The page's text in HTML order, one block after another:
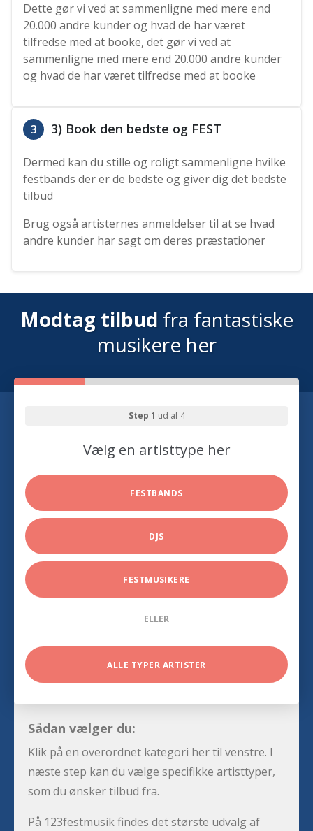
Dette gør vi ved at sammenligne med mere end
20.000 andre kunder og hvad de har været
tilfredse med at booke, det gør vi ved at
sammenligne med mere end 20.000 andre kunder
og hvad de har været tilfredse med at booke
3 3) Book den bedste og FEST
Dermed kan du stille og roligt sammenligne hvilke
festbands der er de bedste og giver dig det bedste
tilbud
Brug også artisternes anmeldelser til at se hvad
andre kunder har sagt om deres præstationer
Modtag tilbud fra fantastiske
musikere her
Step 1 ud af 4
Vælg en artisttype her
FESTBANDS
DJS
FESTMUSIKERE
ELLER
ALLE TYPER ARTISTER
Sådan vælger du:
Klik på en overordnet kategori her til venstre. I
næste step kan du vælge specifikke artisttyper,
som du ønsker tilbud fra.
På 123festmusik findes det største udvalg af